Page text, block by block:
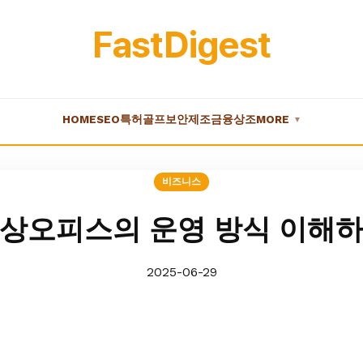
FastDigest
HOMESEO특허 골프보안제조금융상조MORE ▼
비즈니스
오피스의 운영 방식 이해
2025-06-29